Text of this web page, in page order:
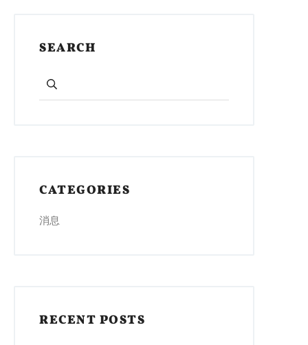
SEARCH
CATEGORIES
消息
RECENT POSTS